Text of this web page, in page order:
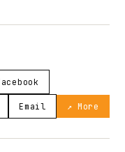
Email ↗ More